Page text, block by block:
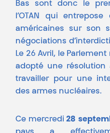
Bas sont donc le
l’OTAN qui
américaines sur son
négociations
Le 26 Avril, le
adopté une résolution
travailler pour une
des armes nucléaires.
Ce mercredi 28